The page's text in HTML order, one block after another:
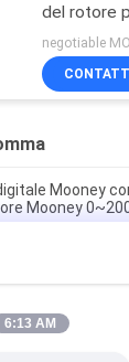
del rotore
della
negotiable
Mooney
Mooney
utilizzata
senza rotore
180 con
6:13 AM